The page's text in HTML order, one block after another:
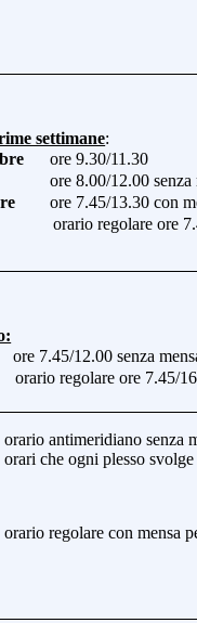
settimane:
ore 9.30/11.30
ore 8.00/12.00 senza
ore 7.45/13.30 con
orario regolare ore
ore 7.45/12.00 senza
orario regolare ore 7.45/
orario antimeridiano senza
orari che ogni plesso
orario regolare con mensa